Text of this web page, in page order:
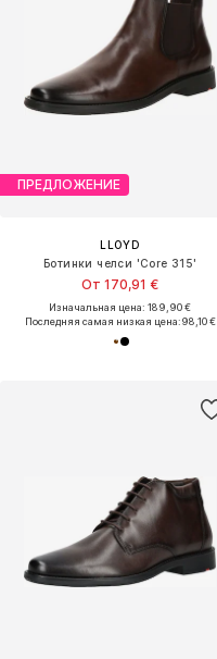
ПРЕДЛОЖЕНИЕ
LLOYD
Ботинки челси 'Core 315'
От 170,91 €
Изначальная цена: 189,90 €
Последняя самая низкая цена:98,10 €